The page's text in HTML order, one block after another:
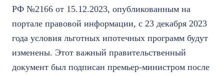
РФ №2166 от 15.12.2023, опубликованным на
портале правовой информации, с 23 декабря 2023
года условия льготных ипотечных программ будут
изменены. Этот важный правительственный
документ был подписан премьер-министром после